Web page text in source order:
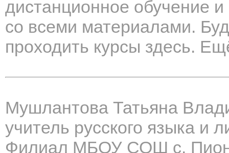
дистанционное обучение
со всеми материалами.
проходить курсы здесь.
Мушлантова Татьяна
учитель русского языка и
Филиал МБОУ СОШ с.